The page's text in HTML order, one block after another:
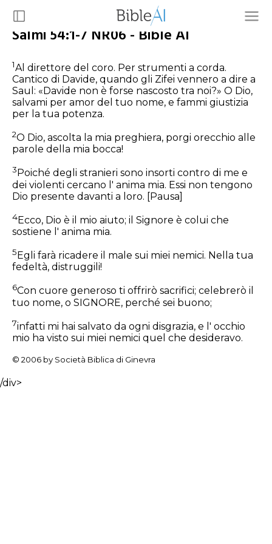
Salmi 54:1-7 NR06 - Bible AI
1Al direttore del coro. Per strumenti a corda.
Cantico di Davide, quando gli Zifei vennero a dire a
Saul: «Davide non è forse nascosto tra noi?» O Dio,
salvami per amor del tuo nome, e fammi giustizia
per la tua potenza.
2O Dio, ascolta la mia preghiera, porgi orecchio alle
parole della mia bocca!
3 Poiché degli stranieri sono insorti contro di me e
dei violenti cercano l' anima mia. Essi non tengono
Dio presente davanti a loro. [Pausa]
4Ecco, Dio è il mio aiuto; il Signore è colui che
sostiene l' anima mia.
5 Egli farà ricadere il male sui miei nemici. Nella tua
fedeltà, distruggili!
6Con cuore generoso ti offrirò sacrifici; celebrerò il
tuo nome, o SIGNORE, perché sei buono;
7infatti mi hai salvato da ogni disgrazia, e l' occhio
mio ha visto sui miei nemici quel che desideravo.
© 2006 by Società Biblica di Ginevra
/div>